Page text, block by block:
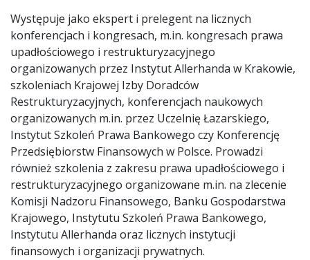
Występuje jako ekspert i prelegent na licznych
konferencjach i kongresach, m.in. kongresach prawa
upadłościowego i restrukturyzacyjnego
organizowanych przez Instytut Allerhanda w Krakowie,
szkoleniach Krajowej Izby Doradców
Restrukturyzacyjnych, konferencjach naukowych
organizowanych m.in. przez Uczelnię Łazarskiego,
Instytut Szkoleń Prawa Bankowego czy Konferencję
Przedsiębiorstw Finansowych w Polsce. Prowadzi
również szkolenia z zakresu prawa upadłościowego i
restrukturyzacyjnego organizowane m.in. na zlecenie
Komisji Nadzoru Finansowego, Banku Gospodarstwa
Krajowego, Instytutu Szkoleń Prawa Bankowego,
Instytutu Allerhanda oraz licznych instytucji
finansowych i organizacji prywatnych.